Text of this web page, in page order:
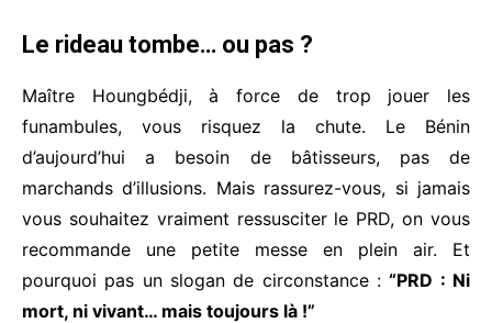
Le rideau tombe… ou pas ?
Maître Houngbédji, à force de trop jouer les
funambules, vous risquez la chute. Le Bénin
d’aujourd’hui a besoin de bâtisseurs, pas de
marchands d’illusions. Mais rassurez-vous, si jamais
vous souhaitez vraiment ressusciter le PRD, on vous
recommande une petite messe en plein air. Et
pourquoi pas un slogan de circonstance :“PRD : Ni
mort, ni vivant… mais toujours là !”